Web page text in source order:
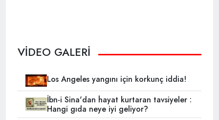
VİDEO GALERİ
Los Angeles yangını için korkunç iddia!
İbn-i Sina'dan hayat kurtaran tavsiyeler :
Hangi gıda neye iyi geliyor?